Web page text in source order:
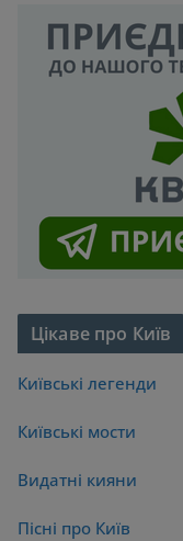
Цікаве про Київ
Київські легенди
Київські мости
Видатні кияни
Пісні про Київ